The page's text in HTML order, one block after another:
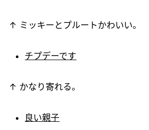
↑ ミッキーとプルートかわいい。
チプデーです
↑ かなり寄れる。
良い親子